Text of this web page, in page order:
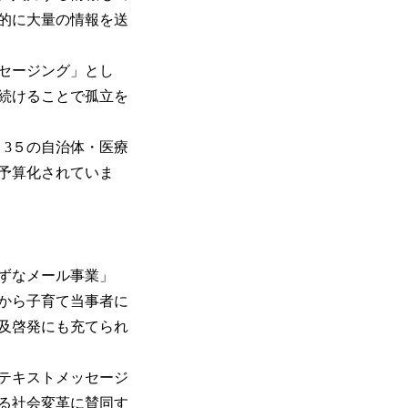
に大量の情報を送
ージング」とし
けることで孤立を
５の自治体・医療
算化されていま
なメール事業」
ら子育て当事者に
啓発にも充てられ
キストメッセージ
社会変革に賛同す